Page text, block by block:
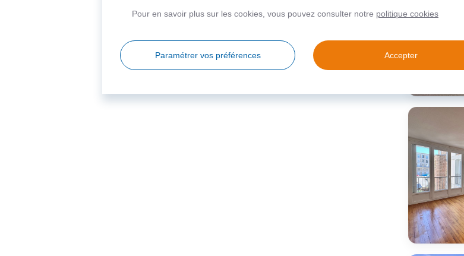
Pour en savoir plus sur les cookies, vous pouvez consulter notre politique cookies
Paramétrer vos préférences Accepter